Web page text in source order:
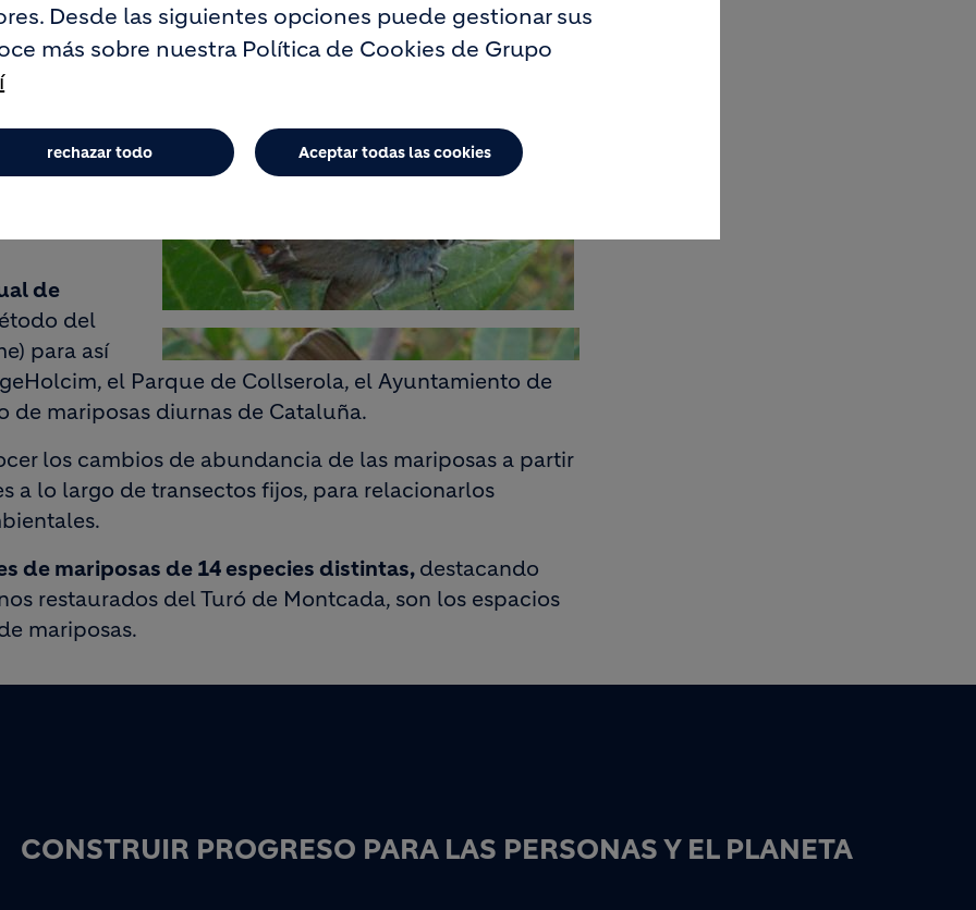
convenio
ya que son
de
del
para así
el Parque de Collserola, el Ayuntamiento de
de mariposas diurnas de Cataluña.
los cambios de abundancia de las mariposas a partir
a lo largo de transectos fijos, para relacionarlos
de mariposas de 14 especies distintas, destacando
restaurados del Turó de Montcada, son los espacios
mariposas.
CONSTRUIR PROGRESO PARA LAS PERSONAS Y EL PLANETA
Desde las siguientes opciones puede gestionar sus
más sobre nuestra Política de Cookies de Grupo
Aceptar todas las cookies
rechazar todo